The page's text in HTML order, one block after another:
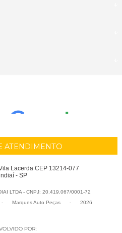
ATENDIMENTO
Lacerda CEP 13214-077
- SP
LTDA - CNPJ: 20.419.067/0001-72
Marques Auto Peças - 2026